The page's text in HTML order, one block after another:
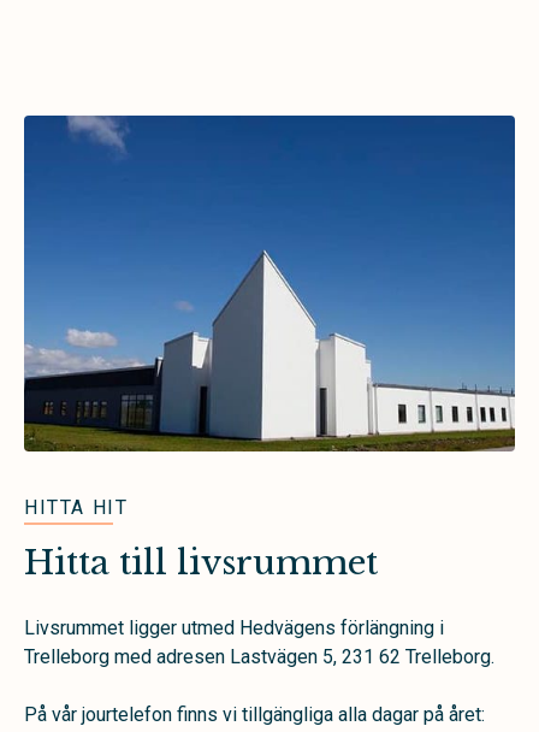
HITTA HIT
Hitta till livsrummet
Livsrummet ligger utmed Hedvägens förlängning i
Trelleborg med adresen Lastvägen 5, 231 62 Trelleborg.
På vår jourtelefon finns vi tillgängliga alla dagar på året: